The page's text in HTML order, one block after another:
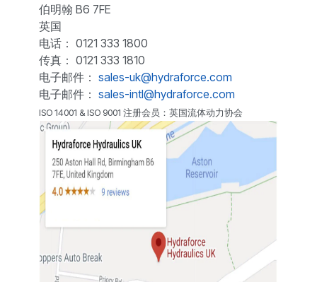
伯明翰 B6 7FE
英国
电话： 0121 333 1800
传真： 0121 333 1810
电子邮件： sales-uk@hydraforce.com
电子邮件： sales-intl@hydraforce.com
ISO 14001 & ISO 9001 注册会员：英国流体动力协会